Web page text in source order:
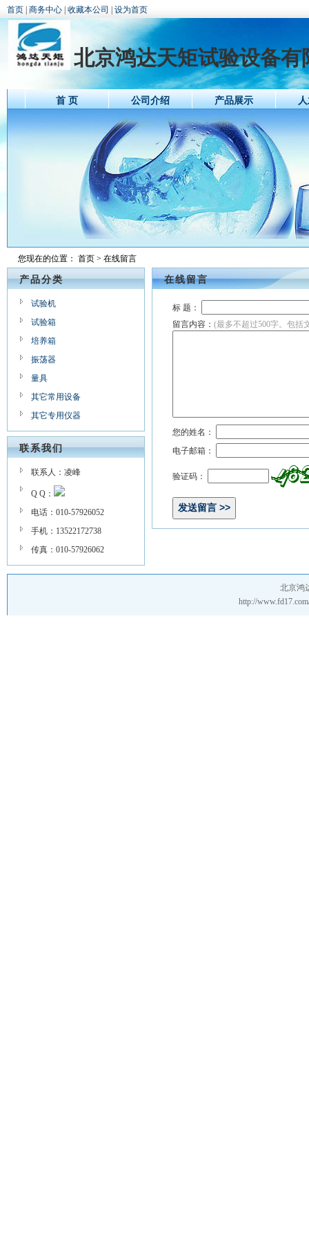
首页 商务中心 收藏本公司 设为首页
北京鸿达天矩试验设备有
首 页 公司介绍 产品展示
您现在的位置： 首页 > 在线留言
产品分类
试验机
试验箱
培养箱
振荡器
量具
其它常用设备
其它专用仪器
联系我们
联系人：凌峰
Q Q：
电话：010-57926052
手机：13522172738
传真：010-57926062
在线留言
标 题：
留言内容： (最多不超过500字。包括
您的姓名：
电子邮箱：
验证码：
北京鸿
http://